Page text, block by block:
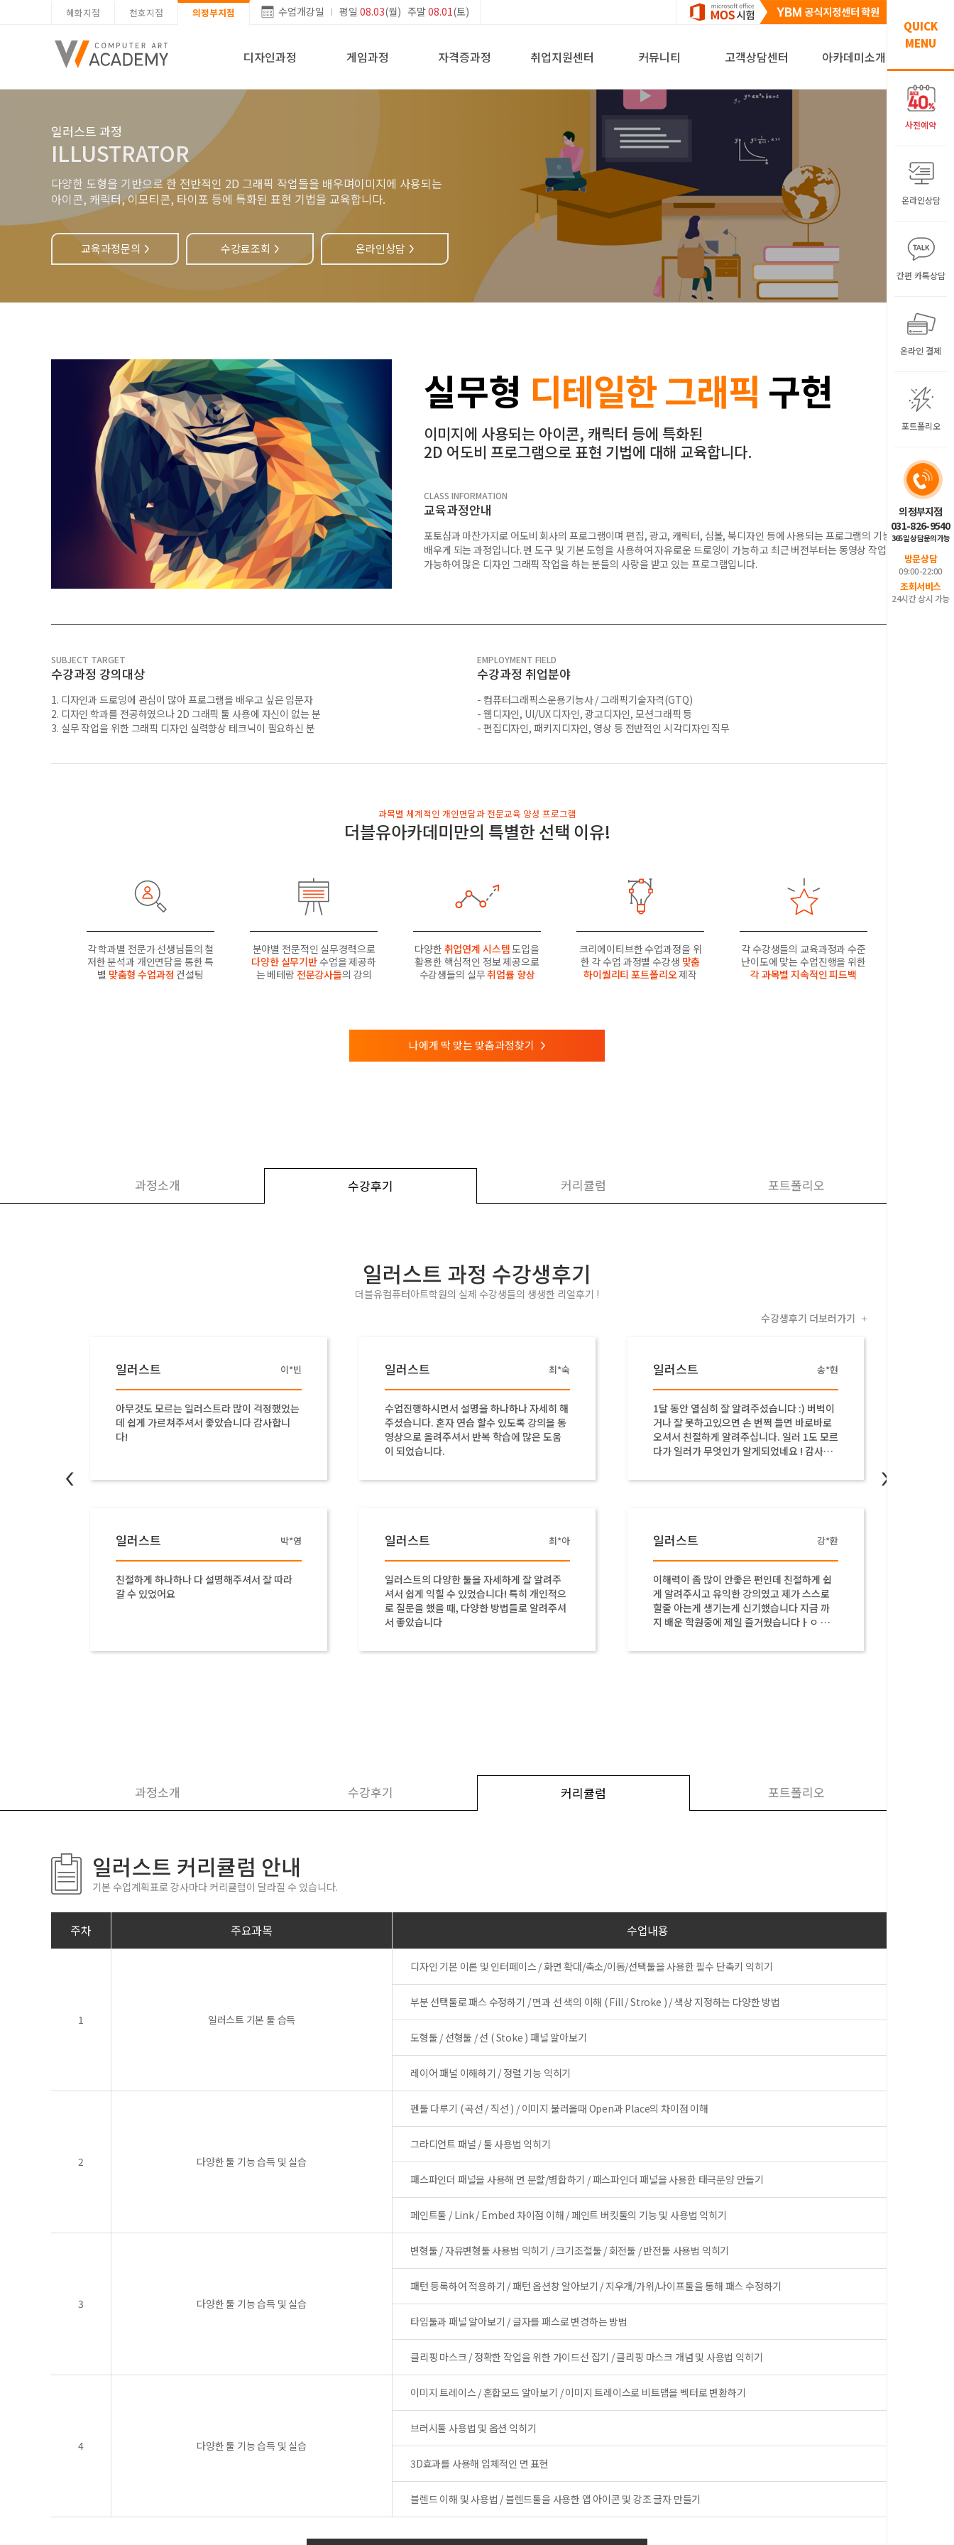
혜화지점 천호지점 의정부지점 수업개강일 평일 08.03(월) 주말08.01(토)
디자인과정 게임과정 자격증과정 취업지원센터 커뮤니티 고객상담센터 아카데미소개
QUICK
MENU
사전예약
온라인상담
간편 카톡상담
온라인 결제
포트폴리오
의정부지점
031-826-9540
365일 상담문의가능
방문상담
09:00-22:00
조회서비스
24시간 상시 가능
일러스트 과정
ILLUSTRATOR
다양한 도형을 기반으로 한 전반적인 2D 그래픽 작업들을 배우며이미지에 사용되는
아이콘, 캐릭터, 이모티콘, 타이포 등에 특화된 표현 기법을 교육합니다.
교육과정문의 > 수강료조회 > 온라인상담 >
실무형 디테일한 그래픽 구현
이미지에 사용되는 아이콘, 캐릭터 등에 특화된
2D 어도비 프로그램으로 표현 기법에 대해 교육합니다.
CLASS INFORMATION
교육과정안내
포토샵과 마찬가지로 어도비 회사의 프로그램이며 편집, 광고, 캐릭터, 심볼, 북디자인 등에 사용되는 프로그램의 기능을
배우게 되는 과정입니다. 펜 도구 및 기본 도형을 사용하여 자유로운 드로잉이 가능하고 최근 버전부터는 동영상 작업이
가능하여 많은 디자인 그래픽 작업을 하는 분들의 사랑을 받고 있는 프로그램입니다.
SUBJECT TARGET
수강과정 강의대상
1. 디자인과 드로잉에 관심이 많아 프로그램을 배우고 싶은 입문자
2. 디자인 학과를 전공하였으나 2D 그래픽 툴 사용에 자신이 없는 분
3. 실무 작업을 위한 그래픽 디자인 실력향상 테크닉이 필요하신 분
EMPLOYMENT FIELD
수강과정 취업분야
- 컴퓨터그래픽스운용기능사 / 그래픽기술자격(GTQ)
- 웹디자인, UI/UX 디자인, 광고디자인, 모션그래픽 등
- 편집디자인, 패키지디자인, 영상 등 전반적인 시각디자인 직무
과목별 체계적인 개인면담과 전문교육 양성 프로그램
더블유아카데미만의 특별한 선택 이유!
각 학과별 전문가 선생님들의 철
저한 분석과 개인면담을 통한 특
별 맞춤형 수업과정 컨설팅
분야별 전문적인 실무경력으로
다양한 실무기반수업을 제공하
는 베테랑 전문강사들의 강의
다양한 취업연계 시스템도입을
활용한 핵심적인 정보 제공으로
수강생들의 실무취업률 향상
크리에이티브한 수업과정을 위
한 각 수업 과정별 수강생 맞춤
하이퀄리티 포트폴리오제작
각 수강생들의 교육과정과 수준
난이도에 맞는 수업진행을 위한
각 과목별 지속적인 피드백
나에게 딱 맞는 맞춤과정찾기 >
과정소개 수강후기 커리큘럼 포트폴리오
일러스트 과정 수강생후기
더블유컴퓨터아트학원의 실제 수강생들의 생생한 리얼후기 !
수강생후기 더보러가기
+
일러스트
수업진행하시면서 설명을 하나하나 자세히 해
주셨습니다. 혼자 연습 할수 있도록 강의을 동
일러스트
일러스트의 다양한 툴을 자세하게 잘 알려주
셔서 쉽게 익힐 수 있었습니다! 특히 개인적으
일러스트
1달 동안 열심히 잘 알려주셨습니다 :) 버벅이
거나 잘 못하고있으면 손 번쩍 들면 바로바로
오셔서 친절하게 알려주십니다. 일러 1도 모르
다가 일러가 무엇인가 알게되었네요 ! 감사합
일러스트
이해력이 좀 많이 안좋은 편인데 친절하게 쉽
게 알려주시고 유익한 강의였고 제가 스스로
할줄 아는게 생기는게 신기했습니다 지금 까
지 배운 학원중에 제일 즐거웠습니다ㅏㅇ 유
립니다 :d
일러스트
일러스트가 처음이었는데 천천히 친절하게 알
려주셔서 잘 이해할 수 있었습니다! 어려운 내
용은 자주 반복해주시는 것도 좋았습니다.
일러스트
일러스트 처음이어서 많이 어려웠는데, 강사
님께서 자세하게 잘 알려주셔서 너무 좋았습
니다~!!
< >
과정소개 수강후기 커리큘럼 포트폴리오
일러스트 커리큘럼 안내
기본 수업계획표로 강사마다 커리큘럼이 달라질 수 있습니다.
주차 주요과목 수업내용
1 일러스트 기본 툴 습득
디자인 기본 이론 및 인터페이스 / 화면 확대/축소/이동/선택툴을 사용한 필수 단축키 익히기
부분 선택툴로 패스 수정하기 / 면과 선 색의 이해 ( Fill / Stroke ) / 색상 지정하는 다양한 방법
도형툴 / 선형툴 / 선 ( Stoke ) 패널 알아보기
레이어 패널 이해하기 / 정렬 기능 익히기
2 다양한 툴 기능 습득 및 실습
펜툴 다루기 ( 곡선 / 직선 ) / 이미지 불러올때 Open과 Place의 차이점 이해
그라디언트 패널 / 툴 사용법 익히기
패스파인더 패널을 사용해 면 분할/병합하기 / 패스파인더 패널을 사용한 태극문양 만들기
페인트툴 / Link / Embed 차이점 이해 / 페인트 버킷툴의 기능 및 사용법 익히기
3 다양한 툴 기능 습득 및 실습
변형툴 / 자유변형툴 사용법 익히기 / 크기조절툴 / 회전툴 / 반전툴 사용법 익히기
패턴 등록하여 적용하기 / 패턴 옵션창 알아보기 / 지우개/가위/나이프툴을 통해 패스 수정하기
타입툴과 패널 알아보기 / 글자를 패스로 변경하는 방법
클리핑 마스크 / 정확한 작업을 위한 가이드선 잡기 / 클리핑 마스크 개념 및 사용법 익히기
4 다양한 툴 기능 습득 및 실습
이미지 트레이스 / 혼합모드 알아보기 / 이미지 트레이스로 비트맵을 벡터로 변환하기
브러시툴 사용법 및 옵션 익히기
3D효과를 사용해 입체적인 면 표현
블렌드 이해 및 사용법 / 블렌드툴을 사용한 앱 아이콘 및 강조 글자 만들기